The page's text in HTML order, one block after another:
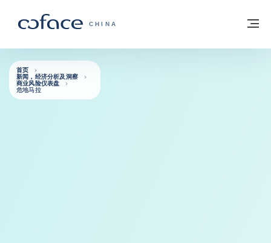
科法斯：携手共创安全贸易 - 首页
CHINA
返回首页
首页
新闻，经济分析及洞察
商业风险仪表盘
危地马拉